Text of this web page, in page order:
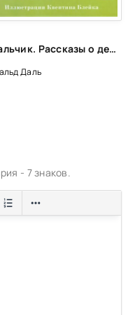
Мальчик. Рассказы о детстве - Даль Роальд
Даль
- 7 знаков.